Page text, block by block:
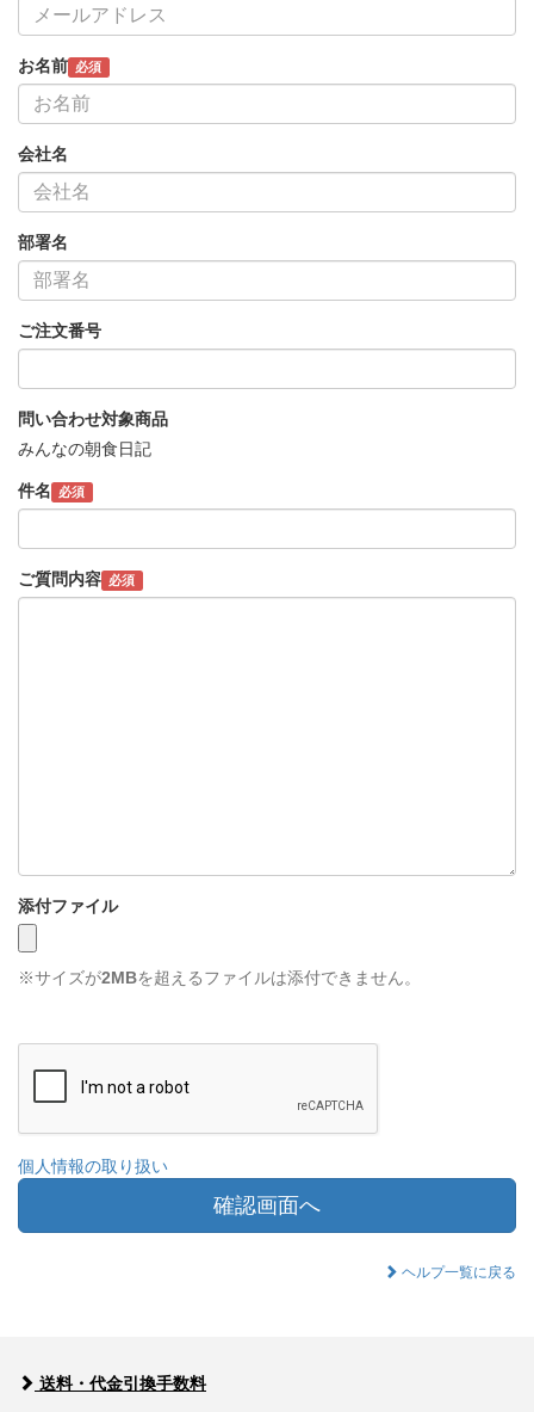
お名前 必須
会社名
部署名
ご注文番号
問い合わせ対象商品
みんなの朝食日記
件名 必須
ご質問内容 必須
添付ファイル
※サイズが2MBを超えるファイルは添付できません。
個人情報の取り扱い
確認画面へ
ヘルプ一覧に戻る
送料・代金引換手数料